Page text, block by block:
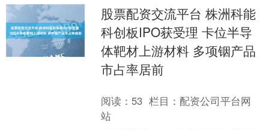
股票配资交流平台 株洲科能
科创板IPO获受理 卡位半导
体靶材上游材料 多项铟产品
市占率居前
阅读： 53 栏目：配资公司平台网
站